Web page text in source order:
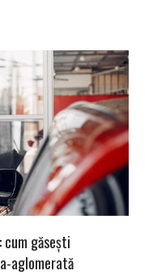
cum găsești
aglomerată